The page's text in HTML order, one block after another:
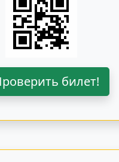
билет!